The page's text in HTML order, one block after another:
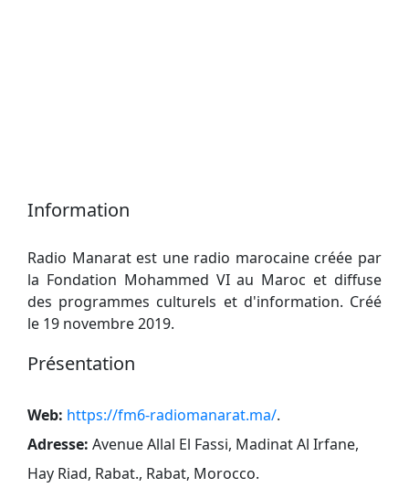
Information
Radio Manarat est une radio marocaine créée par
la Fondation Mohammed VI au Maroc et diffuse
des programmes culturels et d'information. Créé
le 19 novembre 2019.
Présentation
Web: https://fm6-radiomanarat.ma/.
Adresse: Avenue Allal El Fassi, Madinat Al Irfane,
Hay Riad, Rabat., Rabat, Morocco.